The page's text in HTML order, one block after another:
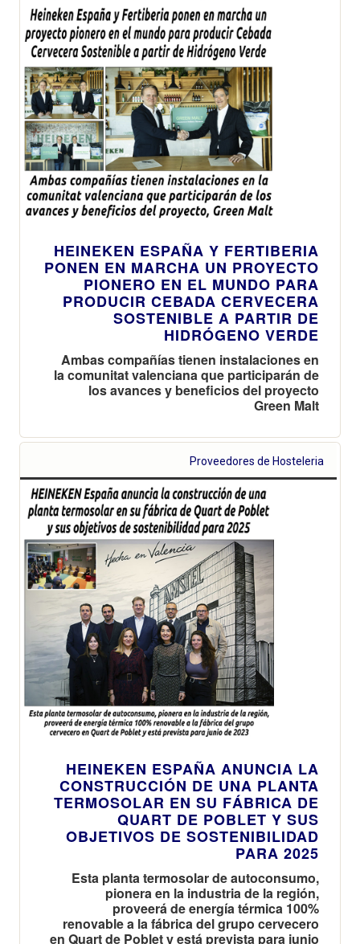
HEINEKEN ESPAÑA Y FERTIBERIA
PONEN EN MARCHA UN PROYECTO
PIONERO EN EL MUNDO PARA
PRODUCIR CEBADA CERVECERA
SOSTENIBLE A PARTIR DE
HIDRÓGENO VERDE
Ambas compañías tienen instalaciones en
la comunitat valenciana que participarán de
los avances y beneficios del proyecto
Green Malt
Proveedores de Hosteleria
HEINEKEN ESPAÑA ANUNCIA LA
CONSTRUCCIÓN DE UNA PLANTA
TERMOSOLAR EN SU FÁBRICA DE
QUART DE POBLET Y SUS
OBJETIVOS DE SOSTENIBILIDAD
PARA 2025
Esta planta termosolar de autoconsumo,
pionera en la industria de la región,
proveerá de energía térmica 100%
renovable a la fábrica del grupo cervecero
en Quart de Poblet y está prevista para junio